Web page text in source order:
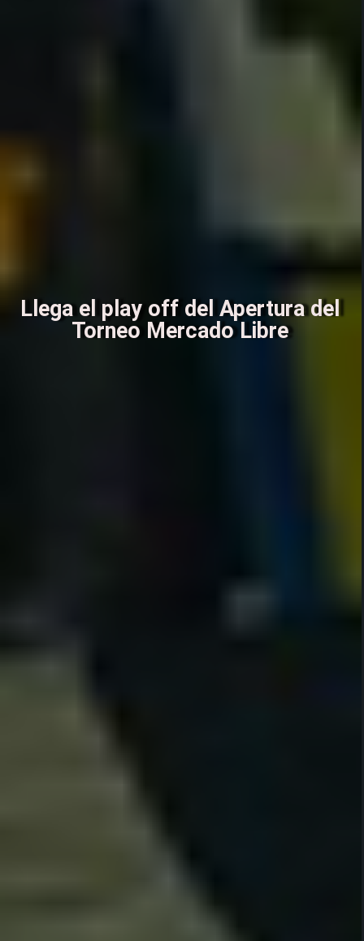
Llega el play off del Apertura del
Torneo Mercado Libre